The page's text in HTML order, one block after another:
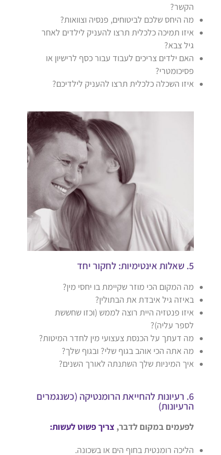
הקשר?
מה היחס שלכם לביטוחים, פנסיה וצוואות?
איזו תמיכה כלכלית תרצו להעניק לילדים לאחר
גיל צבא?
האם ילדים צריכים לעבוד עבור כסף לרישיון או
פסיכומטרי?
איזו השכלה כלכלית תרצו להעניק לילדיכם?
5. שאלות אינטימיות: לחקור יחד
מה המקום הכי מוזר שקיימת בו יחסי מין?
באיזה גיל איבדת את הבתולין?
איזו פנטזיה היית רוצה לממש (וכזו שחששת
לספר עליה)?
מה דעתך על הכנסת צעצועי מין לחדר המיטות?
מה אתה הכי אוהב בגוף שלי? ובגוף שלך?
איך המיניות שלך השתנתה לאורך השנים?
6. רעיונות להחייאת הרומנטיקה (כשנגמרים
הרעיונות)
לפעמים במקום לדבר, צריך פשוט לעשות:
הליכה רומנטית בחוף הים או בשכונה.